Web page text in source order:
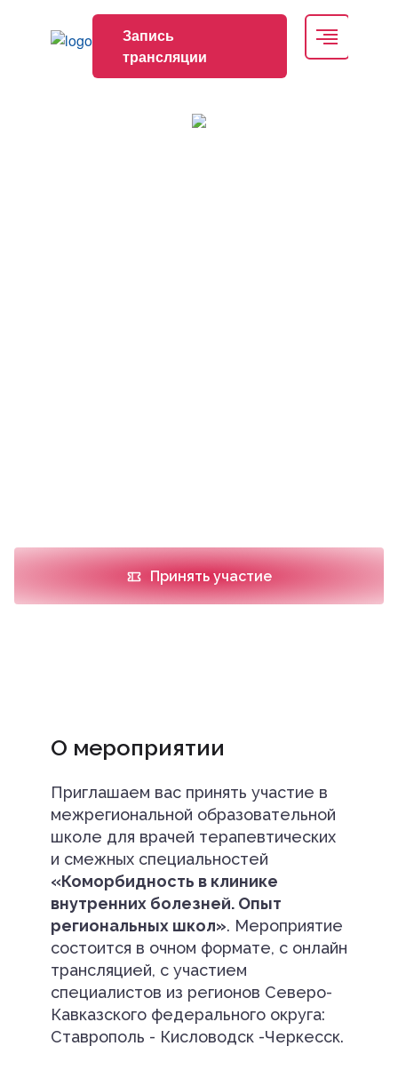
Запись
трансляции
Принять участие
О мероприятии
Приглашаем вас принять участие в
межрегиональной образовательной
школе для врачей терапевтических
и смежных специальностей
«Коморбидность в клинике
внутренних болезней. Опыт
региональных школ». Мероприятие
состоится в очном формате, с онлайн
трансляцией, с участием
специалистов из регионов Северо-
Кавказского федерального округа:
Ставрополь - Кисловодск -Черкесск.